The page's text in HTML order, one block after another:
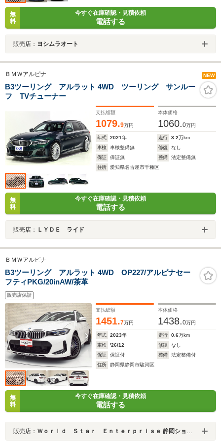
無
料
今すぐ在庫確認・見積依頼
電話する
販売店： ヨシムラオート
ＢＭＷアルピナ NEW
B3ツーリング アルラット 4WD ツーリング サンルー
フ TVチューナー
支払総額
1079.9万円
本体価格
1060.0万円
年式 2021年 走行 3.2万km
車検
車検整備無 修復
なし
保証
保証無 整備
法定整備無
住所
愛知県名古屋市千種区
無
料
今すぐ在庫確認・見積依頼
電話する
販売店： ＬＹＤＥ ライド
ＢＭＷアルピナ
B3ツーリング アルラット 4WD OP227/アルピナセー
フティPKG/20inAW/茶革
販売店保証
支払総額
1451.7万円
本体価格
1438.0万円
年式 2023年 走行 0.6万km
車検
'26/12 修復
なし
保証
保証付 整備
法定整備付
住所
静岡県静岡市駿河区
無
料
今すぐ在庫確認・見積依頼
電話する
販売店： Ｗｏｒｌｄ Ｓｔａｒ Ｅｎｔｅｒｐｒｉｓｅ 静岡ショールーム